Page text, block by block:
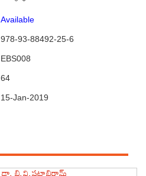
Available
978-93-88492-25-6
EBS008
64
15-Jan-2019